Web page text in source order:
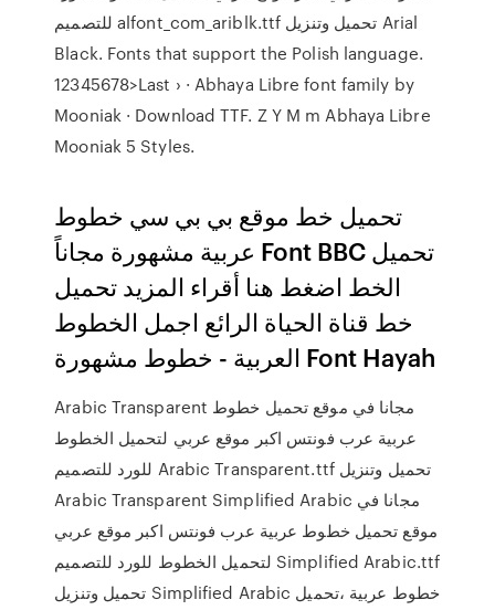
للتصميم alfont_com_ariblk.ttf تحميل وتنزيل Arial
Black. Fonts that support the Polish language.
12345678>Last › · Abhaya Libre font family by
Mooniak · Download TTF. Z Y M m Abhaya Libre
Mooniak 5 Styles.
تحميل خط موقع بي بي سي خطوط
عربية مشهورة مجاناً Font BBC تحميل
الخط اضغط هنا أقراء المزيد تحميل
خط قناة الحياة الرائع اجمل الخطوط
العربية - خطوط مشهورة Font Hayah
Arabic Transparent مجانا في موقع تحميل خطوط
عربية عرب فونتس اكبر موقع عربي لتحميل الخطوط
للورد للتصميم Arabic Transparent.ttf تحميل وتنزيل
Arabic Transparent Simplified Arabic مجانا في
موقع تحميل خطوط عربية عرب فونتس اكبر موقع عربي
لتحميل الخطوط للورد للتصميم Simplified Arabic.ttf
تحميل وتنزيل Simplified Arabic خطوط عربية ،تحميل